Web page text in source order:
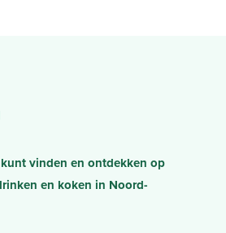
vinden en ontdekken op
en koken in Noord-